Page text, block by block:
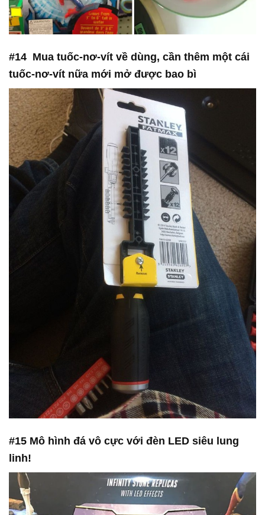
#14 Mua tuốc-nơ-vít về dùng, cần thêm một cái
tuốc-nơ-vít nữa mới mở được bao bì
#15 Mô hình đá vô cực với đèn LED siêu lung
linh!